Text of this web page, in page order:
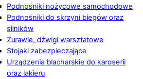
Podnośniki nożycowe samochodowe
Podnośniki do skrzyni biegów oraz
silników
Żurawie, dźwigi warsztatowe
Stojaki zabezpieczające
Urządzenia blacharskie do karoserii
oraz lakieru